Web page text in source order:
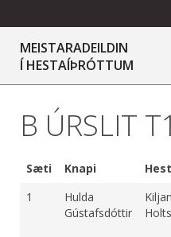
MEISTARADEILDIN
Í HESTAÍÞRÓTTUM
B ÚRSLIT
Sæti Knapi
1
Hulda
Gústafsdóttir